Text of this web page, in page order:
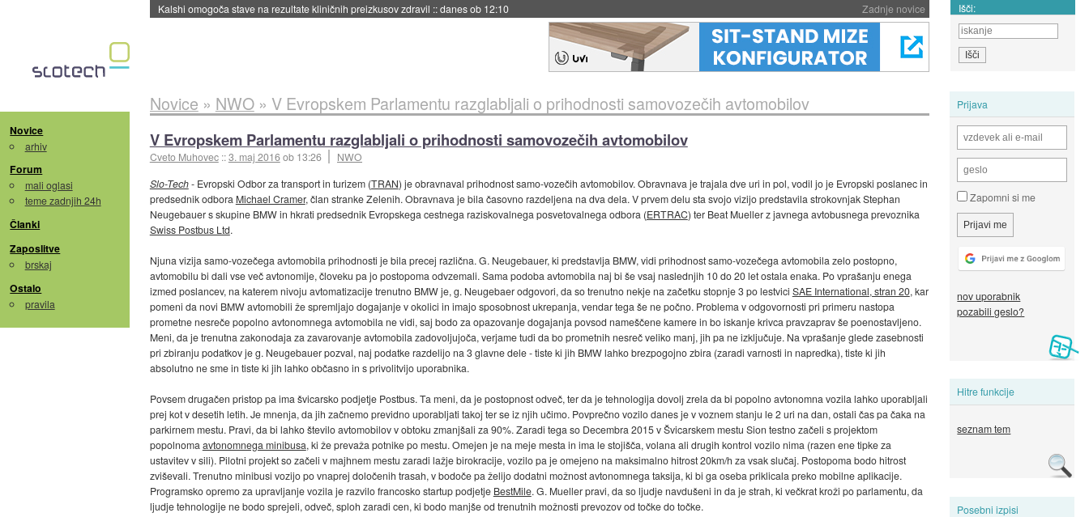
Zadnje novice
Sandisk že prodal več kot polovico SSD-jev za naslednji dve leti::danes ob 11:37 Išči:
Novice
arhiv
Forum
mali oglasi
teme zadnjih 24h
Članki
Zaposlitve
brskaj
Ostalo
pravila
Prijava
Zapomni si me
nov uporabnik
pozabili geslo?
Hitre funkcije
seznam tem
Posebni izpisi
Novice » NWO» V Evropskem Parlamentu razglabljali o prihodnosti samovozečih avtomobilov
V Evropskem Parlamentu razglabljali o prihodnosti samovozečih avtomobilov
Cveto Muhovec ::3. maj 2016ob 13:26
NWO
Slo-Tech- Evropski Odbor za transport in turizem (TRAN) je obravnaval prihodnost samo-vozečih avtomobilov. Obravnava je trajala dve uri in pol, vodil jo je Evropski poslanec in
predsednik odbora Michael Cramer, član stranke Zelenih. Obravnava je bila časovno razdeljena na dva dela. V prvem delu sta svojo vizijo predstavila strokovnjak Stephan
Neugebauer s skupine BMW in hkrati predsednik Evropskega cestnega raziskovalnega posvetovalnega odbora (ERTRAC) ter Beat Mueller z javnega avtobusnega prevoznika
Swiss Postbus Ltd.
Njuna vizija samo-vozečega avtomobila prihodnosti je bila precej različna. G. Neugebauer, ki predstavlja BMW, vidi prihodnost samo-vozečega avtomobila zelo postopno,
avtomobilu bi dali vse več avtonomije, človeku pa jo postopoma odvzemali. Sama podoba avtomobila naj bi še vsaj naslednjih 10 do 20 let ostala enaka. Po vprašanju enega
izmed poslancev, na katerem nivoju avtomatizacije trenutno BMW je, g. Neugebaer odgovori, da so trenutno nekje na začetku stopnje 3 po lestvici SAE International, stran 20, kar
pomeni da novi BMW avtomobili že spremljajo dogajanje v okolici in imajo sposobnost ukrepanja, vendar tega še ne počno. Problema v odgovornosti pri primeru nastopa
prometne nesreče popolno avtonomnega avtomobila ne vidi, saj bodo za opazovanje dogajanja povsod nameščene kamere in bo iskanje krivca pravzaprav še poenostavljeno.
Meni, da je trenutna zakonodaja za zavarovanje avtomobila zadovoljujoča, verjame tudi da bo prometnih nesreč veliko manj, jih pa ne izključuje. Na vprašanje glede zasebnosti
pri zbiranju podatkov je g. Neugebauer pozval, naj podatke razdelijo na 3 glavne dele - tiste ki jih BMW lahko brezpogojno zbira (zaradi varnosti in napredka), tiste ki jih
absolutno ne sme in tiste ki jih lahko občasno in s privolitvijo uporabnika.
Povsem drugačen pristop pa ima švicarsko podjetje Postbus. Ta meni, da je postopnost odveč, ter da je tehnologija dovolj zrela da bi popolno avtonomna vozila lahko uporabljali
prej kot v desetih letih. Je mnenja, da jih začnemo previdno uporabljati takoj ter se iz njih učimo. Povprečno vozilo danes je v voznem stanju le 2 uri na dan, ostali čas pa čaka na
parkirnem mestu. Pravi, da bi lahko število avtomobilov v obtoku zmanjšali za 90%. Zaradi tega so Decembra 2015 v Švicarskem mestu Sion testno začeli s projektom
popolnoma avtonomnega minibusa, ki že prevaža potnike po mestu. Omejen je na meje mesta in ima le stojišča, volana ali drugih kontrol vozilo nima (razen ene tipke za
ustavitev v sili). Pilotni projekt so začeli v majhnem mestu zaradi lažje birokracije, vozilo pa je omejeno na maksimalno hitrost 20km/h za vsak slučaj. Postopoma bodo hitrost
zviševali. Trenutno minibusi vozijo po vnaprej določenih trasah, v bodoče pa želijo dodatni možnost avtonomnega taksija, ki bi ga oseba priklicala preko mobilne aplikacije.
Programsko opremo za upravljanje vozila je razvilo francosko startup podjetje BestMile. G. Mueller pravi, da so ljudje navdušeni in da je strah, ki večkrat kroži po parlamentu, da
ljudje tehnologije ne bodo sprejeli, odveč, sploh zaradi cen, ki bodo manjše od trenutnih možnosti prevozov od točke do točke.